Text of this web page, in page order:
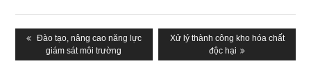
navigation
Previous
post:
Đào tạo, nâng cao năng lực
giám sát môi trường
Next
Xử lý thành công kho hóa chất
độc hại